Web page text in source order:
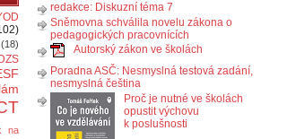
(18)
DZS
na
redakce: Diskuzní téma 7
Sněmovna schválila novelu zákona o
pedagogických pracovnících
Autorský zákon ve školách
Poradna ASČ: Nesmyslná testová zadání,
nesmyslná čeština
Proč je nutné ve školách
opustit výchovu
k poslušnosti